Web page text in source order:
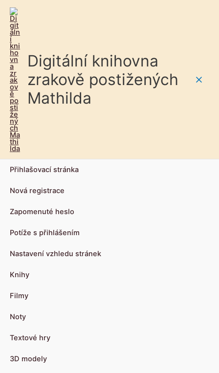
Digitální knihovna
zrakově postižených
Mathilda
Přihlašovací stránka
Nová registrace
Zapomenuté heslo
Potíže s přihlášením
Nastavení vzhledu stránek
Knihy
Filmy
Noty
Textové hry
3D modely